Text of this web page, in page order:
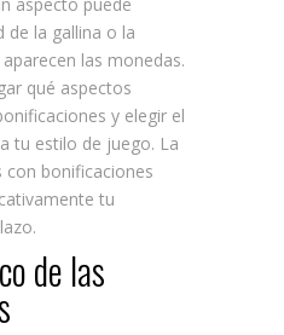
de la gallina o la
las monedas.
qué aspectos
y elegir el
tu estilo de juego. La
con bonificaciones
tu
de las